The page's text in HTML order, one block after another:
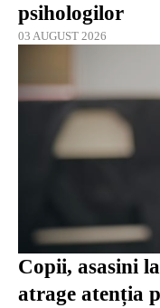
psihologilor
03 AUGUST 2026
Copii, asasini
atrage atenția